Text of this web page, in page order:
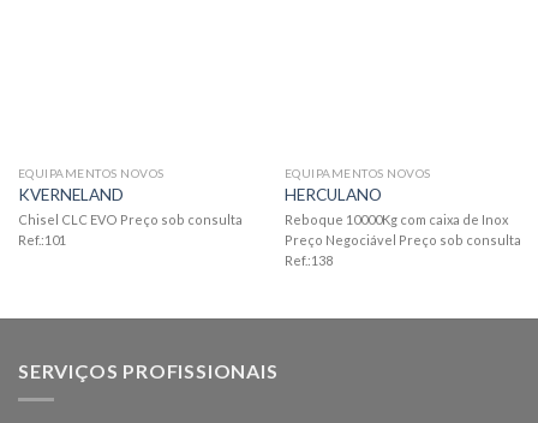
EQUIPAMENTOS NOVOS
KVERNELAND
Chisel CLC EVO Preço sob consulta
Ref.:101
EQUIPAMENTOS NOVOS
HERCULANO
Reboque 10000Kg com caixa de Inox
Preço Negociável Preço sob consulta
Ref.:138
SERVIÇOS PROFISSIONAIS